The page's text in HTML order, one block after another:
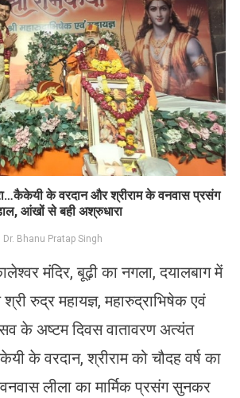
के वरदान और श्रीराम के वनवास प्रसंग
आंखों से बही अश्रुधारा
Dr. Bhanu Pratap Singh
मंदिर, बूढ़ी का नगला, दयालबाग में
रुद्र महायज्ञ, महारुद्राभिषेक एवं
के अष्टम दिवस वातावरण अत्यंत
के वरदान, श्रीराम को चौदह वर्ष का
लीला का मार्मिक प्रसंग सुनकर